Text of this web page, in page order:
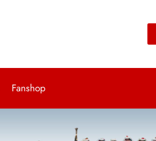
Fanshop